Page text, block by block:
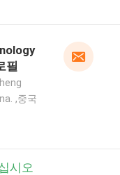
필
,중국
시오